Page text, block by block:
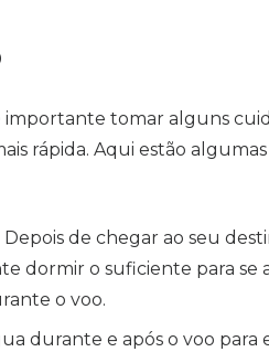
importante tomar alguns
rápida. Aqui estão
Depois de chegar ao seu
dormir o suficiente para se
o voo.
durante e após o voo para